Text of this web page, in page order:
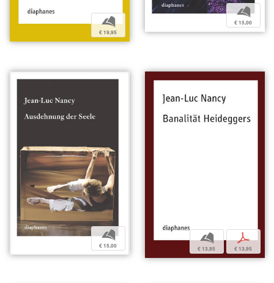
b
€ 19,95
b
€ 15,00
b
€ 15,00
b
€ 13,95
p
€ 13,95